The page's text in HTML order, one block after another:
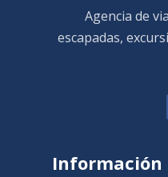
Agencia de
escapadas,
Información